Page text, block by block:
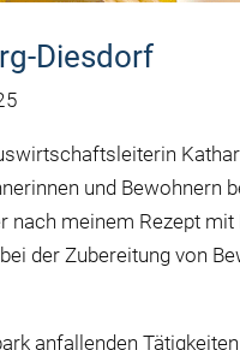
Diesdorf
und Bewohnern
nach meinem Rezept
der Zubereitung von
anfallenden